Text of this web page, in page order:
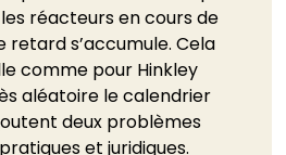
réacteurs en cours de
s’accumule. Cela
comme pour Hinkley
aléatoire le calendrier
deux problèmes
et juridiques.